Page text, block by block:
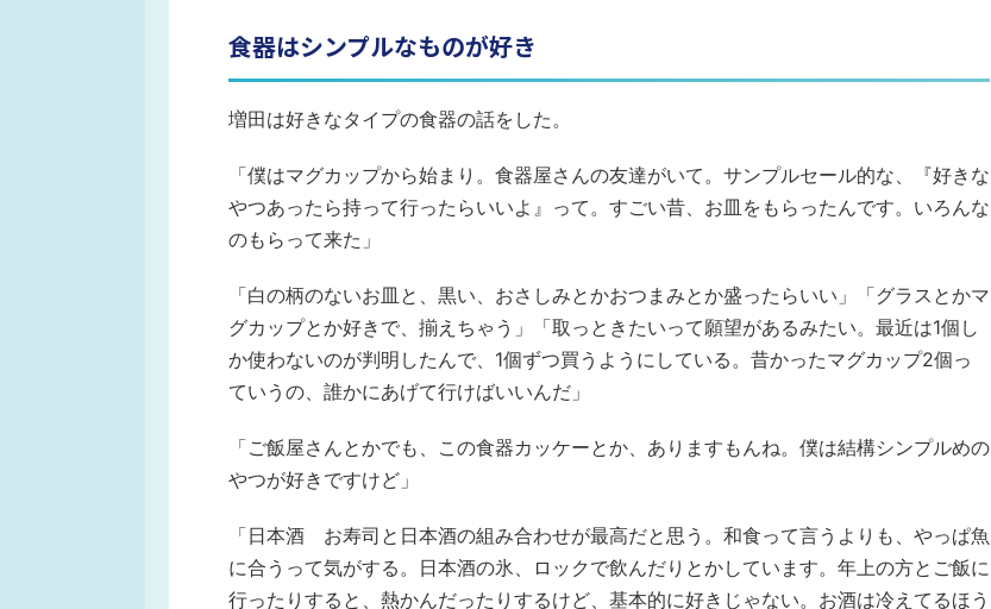
食器はシンプルなものが好き
増田は好きなタイプの食器の話をした。
「僕はマグカップから始まり。食器屋さんの友達がいて。サンプルセール的な、『好きな
やつあったら持って行ったらいいよ』って。すごい昔、お皿をもらったんです。いろんな
のもらって来た」
「白の柄のないお皿と、黒い、おさしみとかおつまみとか盛ったらいい」「グラスとかマ
グカップとか好きで、揃えちゃう」「取っときたいって願望があるみたい。最近は1個し
か使わないのが判明したんで、1個ずつ買うようにしている。昔かったマグカップ2個っ
ていうの、誰かにあげて行けばいいんだ」
「ご飯屋さんとかでも、この食器カッケーとか、ありますもんね。僕は結構シンプルめの
やつが好きですけど」
「日本酒 お寿司と日本酒の組み合わせが最高だと思う。和食って言うよりも、やっぱ魚
に合うって気がする。日本酒の氷、ロックで飲んだりとかしています。年上の方とご飯に
行ったりすると、熱かんだったりするけど、基本的に好きじゃない。お酒は冷えてるほう